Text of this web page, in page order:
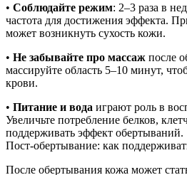
• Соблюдайте режим: 2–3 раза в
частота для достижения эффекта.
может возникнуть сухость кожи.
• Не забывайте про массаж после
массируйте область 5–10 минут,
крови.
• Питание и вода играют роль в
Увеличьте потребление белков,
поддерживать эффект обертываний.
Пост-обертывание: как
После обертывания кожа может